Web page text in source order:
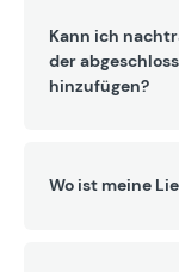
Kann ich
der
hinzufügen?
Wo ist meine